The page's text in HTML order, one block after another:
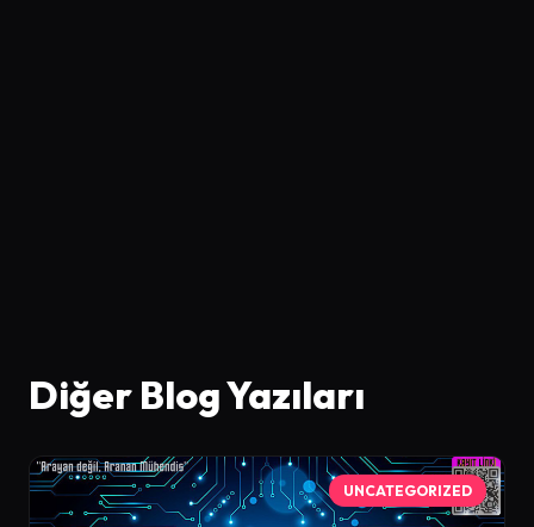
Diğer Blog Yazıları
UNCATEGORIZED